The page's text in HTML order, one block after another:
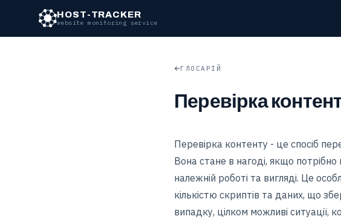
HOST-TRACKER
website monitoring service
ГЛОСАРІЙ
Перевірка
Перевірка контенту - це спосіб
Вона стане в нагоді, якщо потрібно
належній роботі та вигляді. Це
кількістю скриптів та даних, що
випадку, цілком можливі